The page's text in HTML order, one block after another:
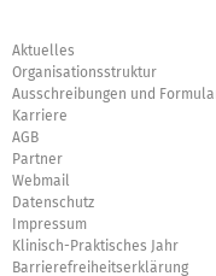
Aktuelles
Organisationsstruktur
Ausschreibungen und
Karriere
AGB
Partner
Webmail
Datenschutz
Impressum
Klinisch-Praktisches Jahr
Barrierefreiheitserklärung